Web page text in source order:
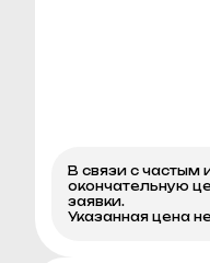
В связи с частым
окончательную
заявки.
Указанная цена